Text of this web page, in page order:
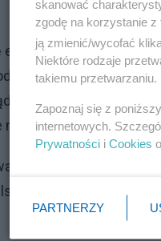
"Lewiatana"
nieruchomości
"Przy okazji obecnej
niestety w sposób
nie tylko przez
Biznesu".
skanować
zgodę na korzystanie z
ją zmienić/wycofać
Niektóre rodzaje
takiemu przetwarzaniu.
Zapoznaj się z
internetowych.
Prywatności i Cookies
PARTNERZY